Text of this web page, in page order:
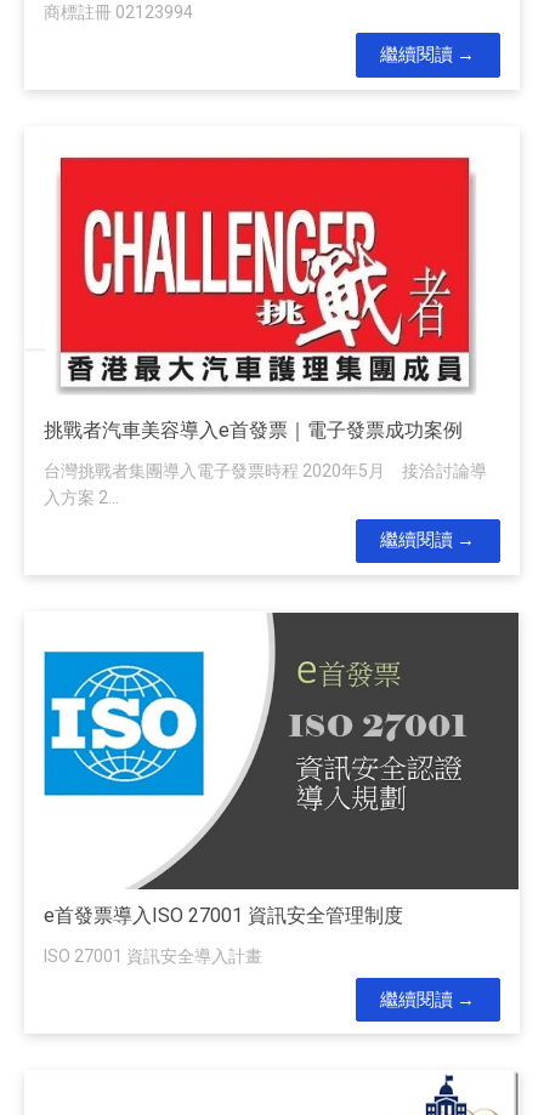
商標註冊 02123994
繼續閱讀
挑戰者汽車美容導入e首發票｜電子發票成功案例
台灣挑戰者集團導入電子發票時程 2020年5月 接洽討論導
入方案 2...
繼續閱讀
e首發票導入ISO 27001 資訊安全管理制度
ISO 27001 資訊安全導入計畫
繼續閱讀